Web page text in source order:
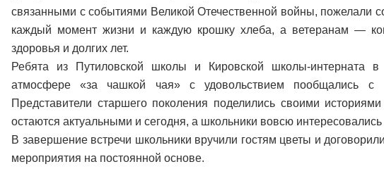
связанными с событиями Великой Отечественной войны, пожелали
каждый момент жизни и каждую крошку хлеба, а ветеранам —
здоровья и долгих лет.
Ребята из Путиловской школы и Кировской школы-интерната в
атмосфере «за чашкой чая» с удовольствием пообщались с
Представители старшего поколения поделились своими
остаются актуальными и сегодня, а школьники вовсю
В завершение встречи школьники вручили гостям цветы и
мероприятия на постоянной основе.